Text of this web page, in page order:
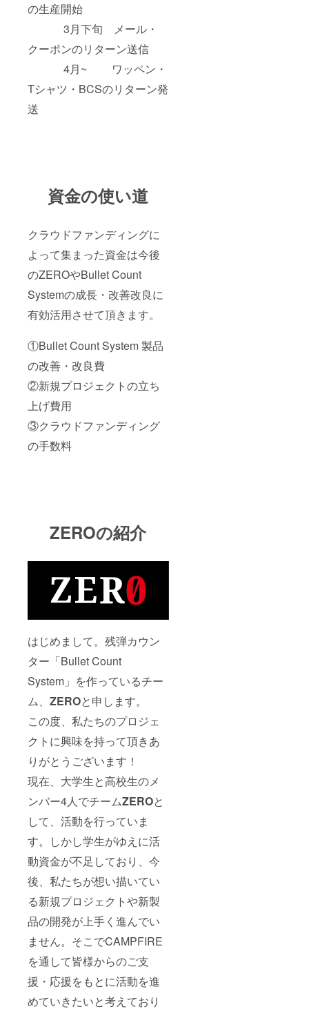
の生産開始
3月下旬 メール・
クーポンのリターン送信
4月~ ワッペン・
Tシャツ・BCSのリターン発
送
資金の使い道
クラウドファンディングに
よって集まった資金は今後
のZEROやBullet Count
Systemの成長・改善改良に
有効活用させて頂きます。
①Bullet Count System 製品
の改善・改良費
②新規プロジェクトの立ち
上げ費用
③クラウドファンディング
の手数料
ZEROの紹介
はじめまして。残弾カウン
ター「Bullet Count
System」を作っているチー
ム、 ZEROと申します。
この度、私たちのプロジェ
クトに興味を持って頂きあ
りがとうございます！
現在、大学生と高校生のメ
ンバー4人でチームZEROと
して、活動を行っていま
す。しかし学生がゆえに活
動資金が不足しており、今
後、私たちが想い描いてい
る新規プロジェクトや新製
品の開発が上手く進んでい
ません。そこでCAMPFIRE
を通して皆様からのご支
援・応援をもとに活動を進
めていきたいと考えており